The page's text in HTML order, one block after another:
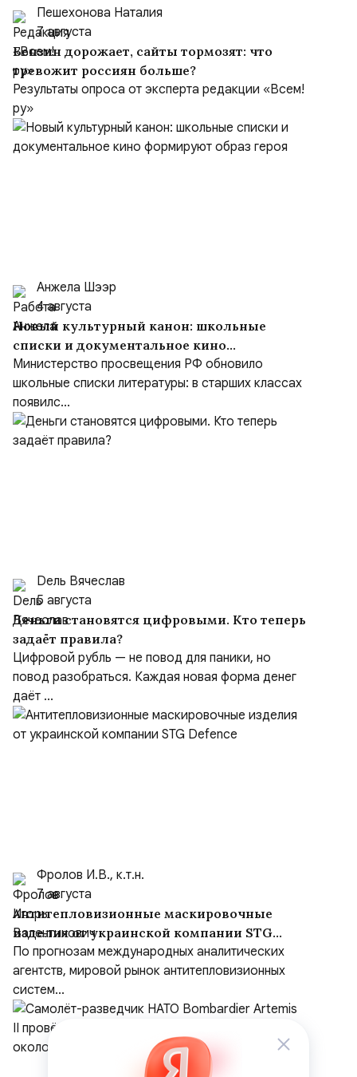
Пешехонова Наталия
7 августа
Бензин дорожает, сайты тормозят: что
тревожит россиян больше?
Результаты опроса от эксперта редакции «Всем!
ру»
Анжела Шээр
4 августа
Новый культурный канон: школьные
списки и документальное кино
формируют образ героя
Министерство просвещения РФ обновило
школьные списки литературы: в старших классах
появилс...
Dель Вячеслав
5 августа
Деньги становятся цифровыми. Кто теперь
задаёт правила?
Цифровой рубль — не повод для паники, но
повод разобраться. Каждая новая форма денег
даёт ...
Фролов И.В., к.т.н.
7 августа
Антитепловизионные маскировочные
изделия от украинской компании STG
Defence
По прогнозам международных аналитических
агентств, мировой рынок антитепловизионных
систем...